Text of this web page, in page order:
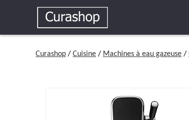
Curashop / Cuisine / Machines à eau gazeuse /